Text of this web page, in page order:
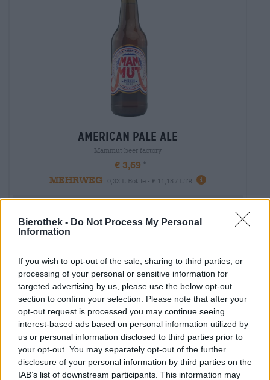
Bierothek - Do Not Process My Personal
Information
If you wish to opt-out of the sale, sharing to third parties, or
processing of your personal or sensitive information for
targeted advertising by us, please use the below opt-out
section to confirm your selection. Please note that after your
opt-out request is processed you may continue seeing
interest-based ads based on personal information utilized by
us or personal information disclosed to third parties prior to
your opt-out. You may separately opt-out of the further
disclosure of your personal information by third parties on the
IAB’s list of downstream participants. This information may
american pale ale
Mammut beer factory
€ 3,69
MEHRWEG
0,33 L Bottle - € 11,18 / LTR